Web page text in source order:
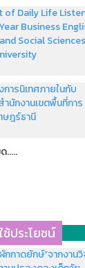
of Daily Life
Business
Social Sciences
ารนิเทศภายในกับ
นักงานเขตพื้นที่การ
ษฎร์ธานี
.....
ประโยชน์
กกาดยักษ์”จากงาน